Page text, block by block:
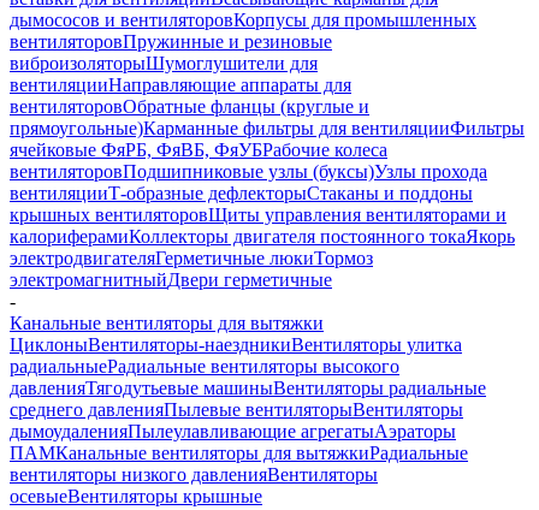
дымососов и вентиляторовКорпусы для промышленных
вентиляторовПружинные и резиновые
виброизоляторыШумоглушители для
вентиляцииНаправляющие аппараты для
вентиляторовОбратные фланцы (круглые и
прямоугольные)Карманные фильтры для вентиляцииФильтры
ячейковые ФяРБ, ФяВБ, ФяУБРабочие колеса
вентиляторовПодшипниковые узлы (буксы)Узлы прохода
вентиляцииТ-образные дефлекторыСтаканы и поддоны
крышных вентиляторовЩиты управления вентиляторами и
калориферамиКоллекторы двигателя постоянного токаЯкорь
электродвигателяГерметичные люкиТормоз
электромагнитныйДвери герметичные
-
Канальные вентиляторы для вытяжки
ЦиклоныВентиляторы-наездникиВентиляторы улитка
радиальныеРадиальные вентиляторы высокого
давленияТягодутьевые машиныВентиляторы радиальные
среднего давленияПылевые вентиляторыВентиляторы
дымоудаленияПылеулавливающие агрегатыАэраторы
ПАМКанальные вентиляторы для вытяжкиРадиальные
вентиляторы низкого давленияВентиляторы
осевыеВентиляторы крышные